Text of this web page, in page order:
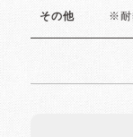
その他 ※耐